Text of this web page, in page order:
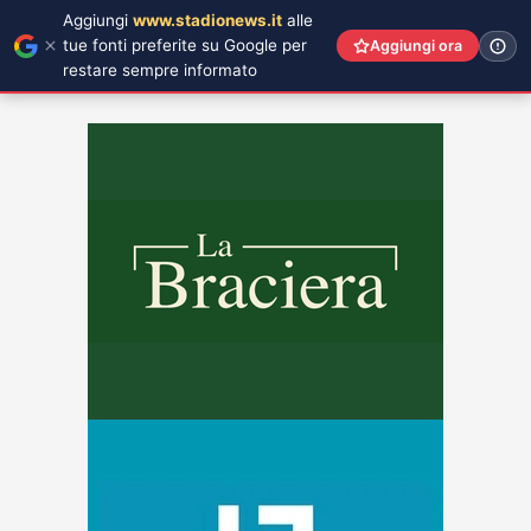
Aggiungi www.stadionews.it alle
tue fonti preferite su Google per
restare sempre informato
Aggiungi ora